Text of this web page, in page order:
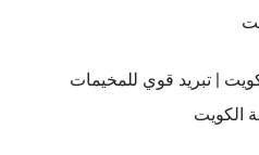
| تبريد قوي للمخيمات
الكويت